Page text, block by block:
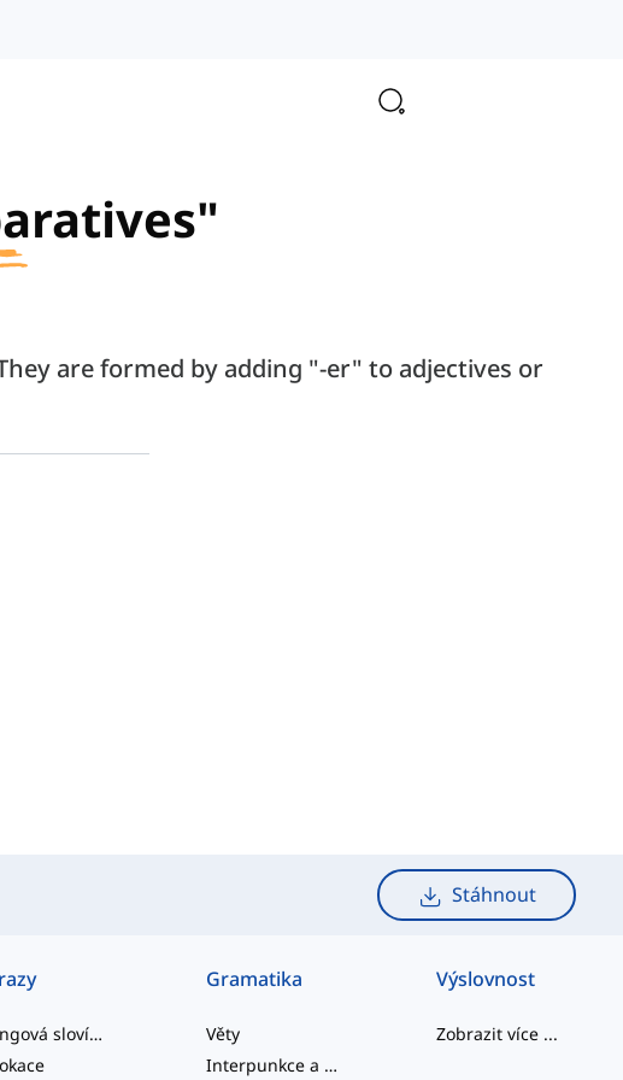
are formed by adding "-er" to adjectives or
Stáhnout
slangová slovíčka
Gramatika
Věty
Interpunkce a Pravopis
Výslovnost
Zobrazit více ...